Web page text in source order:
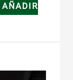
AÑADIR